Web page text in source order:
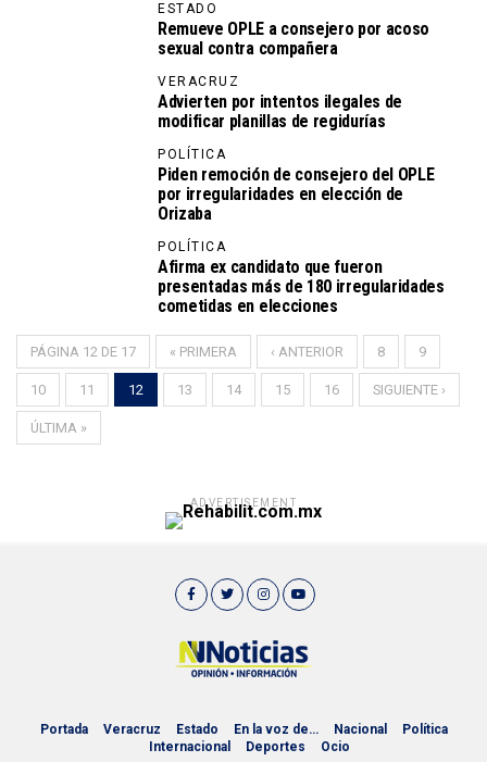
ESTADO
Remueve OPLE a consejero por acoso
sexual contra compañera
VERACRUZ
Advierten por intentos ilegales de
modificar planillas de regidurías
POLÍTICA
Piden remoción de consejero del OPLE
por irregularidades en elección de
Orizaba
POLÍTICA
Afirma ex candidato que fueron
presentadas más de 180 irregularidades
cometidas en elecciones
PÁGINA 12 DE 17 « PRIMERA ‹ ANTERIOR 8 9
10 11 12 13 14 15 16 SIGUIENTE ›
ÚLTIMA »
ADVERTISEMENT
Portada Veracruz Estado En la voz de… Nacional
Política
Internacional
Deportes Ocio